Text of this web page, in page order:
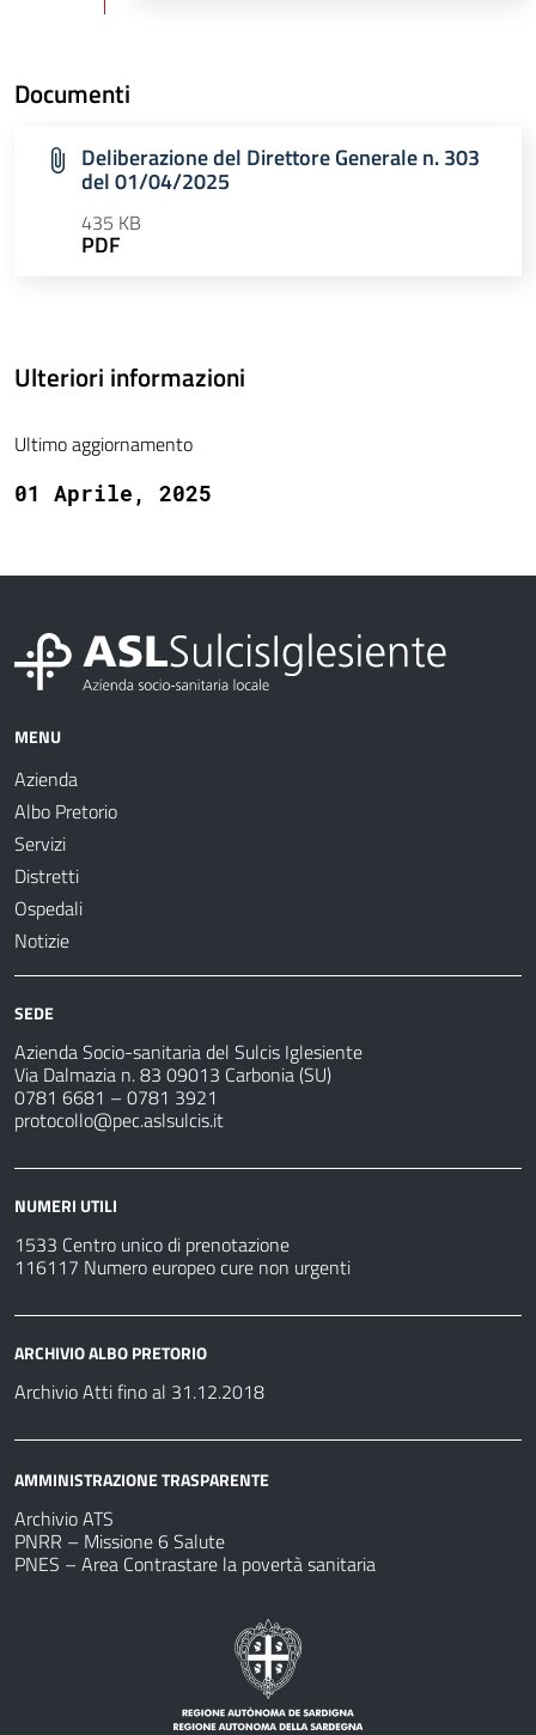
Documenti
Deliberazione del Direttore Generale n. 303
del 01/04/2025
435 KB
PDF
Ulteriori informazioni
Ultimo aggiornamento
01 Aprile, 2025
MENU
Azienda
Albo Pretorio
Servizi
Distretti
Ospedali
Notizie
SEDE
Azienda Socio-sanitaria del Sulcis Iglesiente
Via Dalmazia n. 83 09013 Carbonia (SU)
0781 6681 – 0781 3921
protocollo@pec.aslsulcis.it
NUMERI UTILI
1533 Centro unico di prenotazione
116117 Numero europeo cure non urgenti
ARCHIVIO ALBO PRETORIO
Archivio Atti fino al 31.12.2018
AMMINISTRAZIONE TRASPARENTE
Archivio ATS
PNRR – Missione 6 Salute
PNES – Area Contrastare la povertà sanitaria